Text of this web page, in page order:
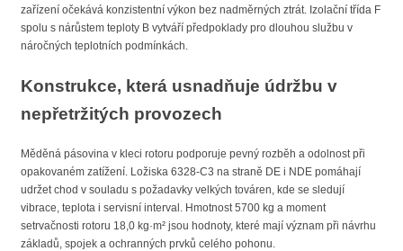
zařízení očekává konzistentní výkon bez nadměrných ztrát. Izolační třída F
spolu s nárůstem teploty B vytváří předpoklady pro dlouhou službu v
náročných teplotních podmínkách.
Konstrukce, která usnadňuje údržbu v
nepřetržitých provozech
Měděná pásovina v kleci rotoru podporuje pevný rozběh a odolnost při
opakovaném zatížení. Ložiska 6328-C3 na straně DE i NDE pomáhají
udržet chod v souladu s požadavky velkých továren, kde se sledují
vibrace, teplota i servisní interval. Hmotnost 5700 kg a moment
setrvačnosti rotoru 18,0 kg·m² jsou hodnoty, které mají význam při návrhu
základů, spojek a ochranných prvků celého pohonu.